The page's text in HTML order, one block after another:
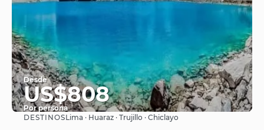
Desde
US$808
Por persona
Ver
DESTINOSLima · Huaraz · Trujillo · Chiclayo